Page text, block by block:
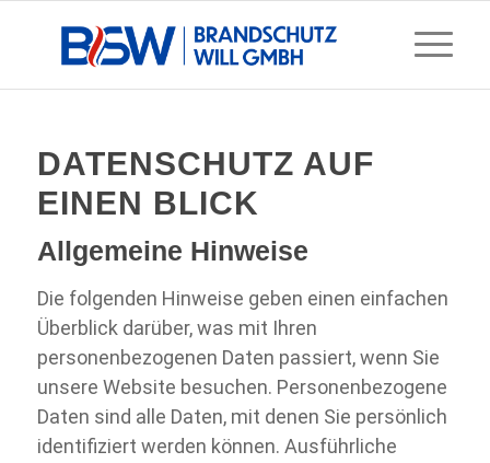
DATENSCHUTZ AUF
EINEN BLICK
Allgemeine Hinweise
Die folgenden Hinweise geben einen einfachen
Überblick darüber, was mit Ihren
personenbezogenen Daten passiert, wenn Sie
unsere Website besuchen. Personenbezogene
Daten sind alle Daten, mit denen Sie persönlich
identifiziert werden können. Ausführliche